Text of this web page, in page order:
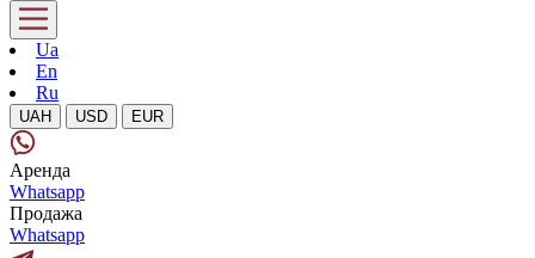
Ua
En
Ru
UAH USD EUR
Аренда
Whatsapp
Продажа
Whatsapp